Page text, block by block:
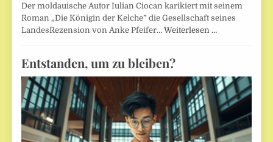
Der moldauische Autor Iulian Ciocan karikiert mit seinem
Roman „Die Königin der Kelche” die Gesellschaft seines
LandesRezension von Anke Pfeifer…Weiterlesen …
Entstanden, um zu bleiben?